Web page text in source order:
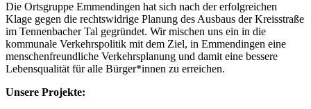
Die Ortsgruppe Emmendingen hat sich nach der erfolgreichen
Klage gegen die rechtswidrige Planung des Ausbaus der Kreisstraße
im Tennenbacher Tal gegründet. Wir mischen uns ein in die
kommunale Verkehrspolitik mit dem Ziel, in Emmendingen eine
menschenfreundliche Verkehrsplanung und damit eine bessere
Lebensqualität für alle Bürger*innen zu erreichen.
Unsere Projekte: